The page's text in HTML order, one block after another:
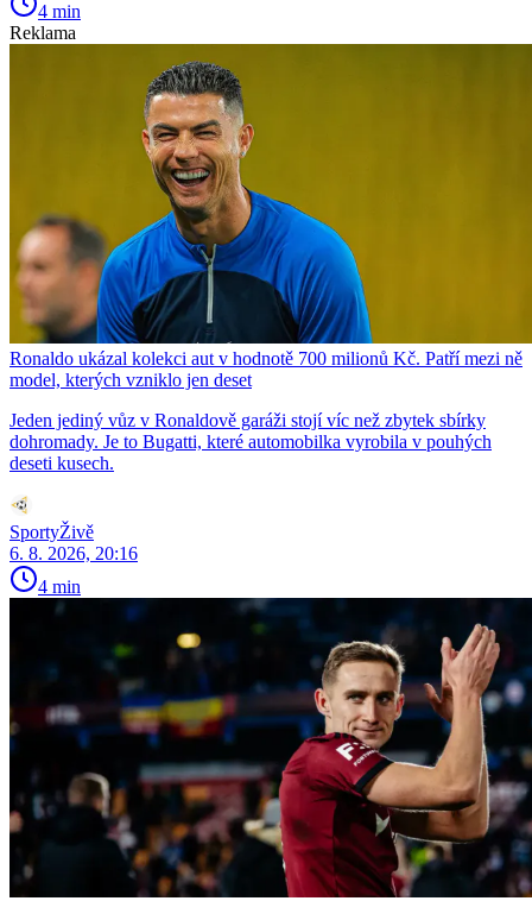
4 min
Reklama
Ronaldo ukázal kolekci aut v hodnotě 700 milionů Kč. Patří mezi ně
model, kterých vzniklo jen deset
Jeden jediný vůz v Ronaldově garáži stojí víc než zbytek sbírky
dohromady. Je to Bugatti, které automobilka vyrobila v pouhých
deseti kusech.
SportyŽivě
6. 8. 2026, 20:16
4 min